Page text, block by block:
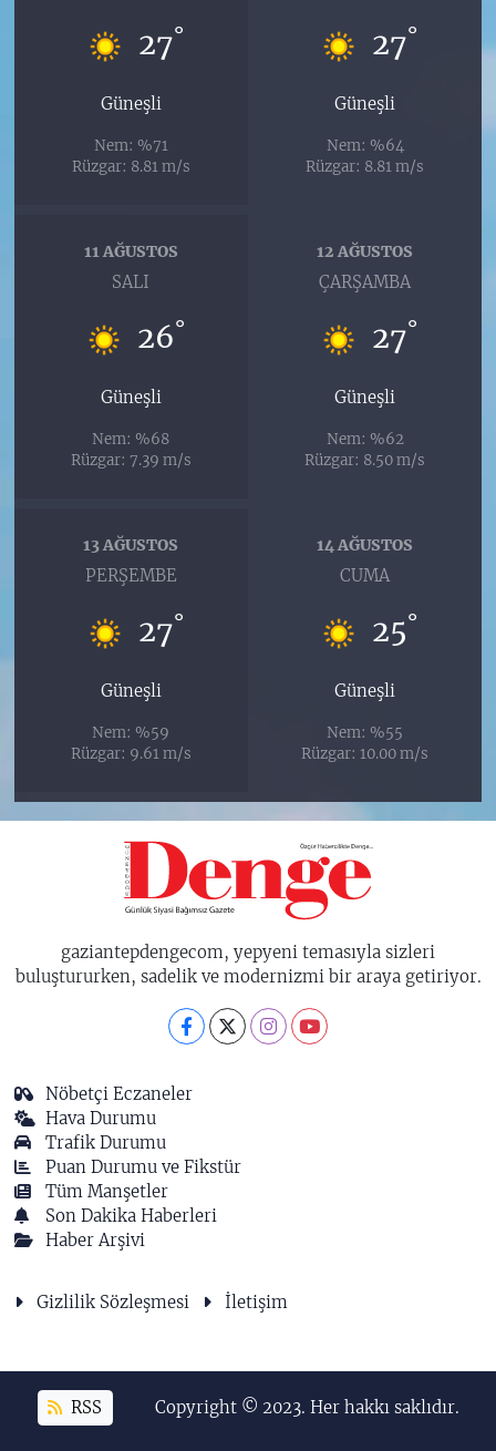
27°
Güneşli
Nem: %71
Rüzgar: 8.81 m/s
27°
Güneşli
Nem: %64
Rüzgar: 8.81 m/s
11 AĞUSTOS
SALI
26°
Güneşli
Nem: %68
Rüzgar: 7.39 m/s
12 AĞUSTOS
ÇARŞAMBA
27°
Güneşli
Nem: %62
Rüzgar: 8.50 m/s
13 AĞUSTOS
PERŞEMBE
27°
Güneşli
Nem: %59
Rüzgar: 9.61 m/s
14 AĞUSTOS
CUMA
25°
Güneşli
Nem: %55
Rüzgar: 10.00 m/s
gaziantepdengecom, yepyeni temasıyla sizleri
buluştururken, sadelik ve modernizmi bir araya getiriyor.
Nöbetçi Eczaneler
Hava Durumu
Trafik Durumu
Puan Durumu ve Fikstür
Tüm Manşetler
Son Dakika Haberleri
Haber Arşivi
Gizlilik Sözleşmesi İletişim
RSS Copyright © 2023. Her hakkı saklıdır.